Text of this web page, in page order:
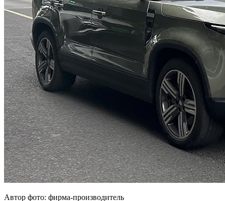
Автор фото: фирма-производитель